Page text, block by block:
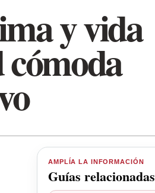
y vida
AMPLÍA LA INFORMACIÓN
Guías relacionadas